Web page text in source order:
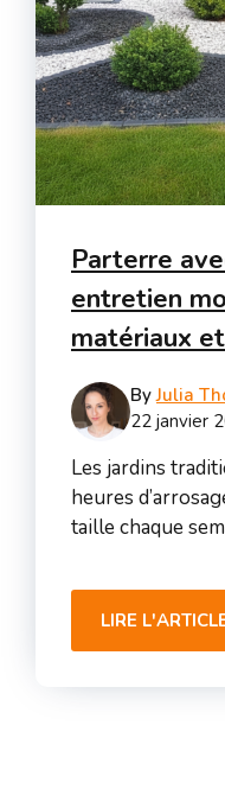
Parterre
entretien
matériaux
ByJulia
22 janvier
Les jardins
heures
taille chaque
LIRE